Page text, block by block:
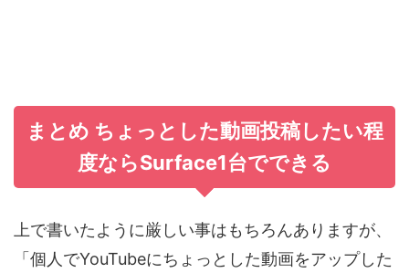
まとめ ちょっとした動画投稿したい程
度ならSurface1台でできる
上で書いたように厳しい事はもちろんありますが、
「個人でYouTubeにちょっとした動画をアップした